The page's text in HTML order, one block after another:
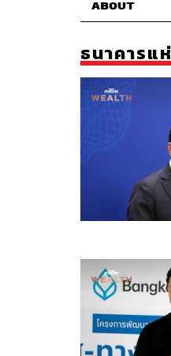
ABOUT
ธนาคารแ